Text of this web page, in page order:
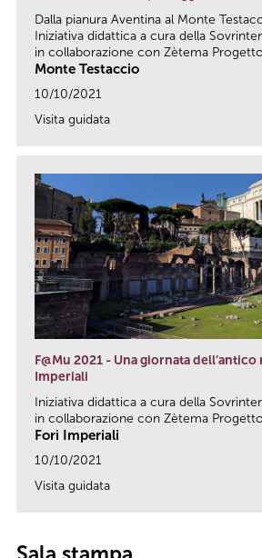
Dalla pianura Aventina al Monte
Iniziativa didattica a cura della
in collaborazione con Zètema
Monte Testaccio
10/10/2021
Visita guidata
F@Mu 2021 - Una giornata
Imperiali
Iniziativa didattica a cura della
in collaborazione con Zètema
Fori Imperiali
10/10/2021
Visita guidata